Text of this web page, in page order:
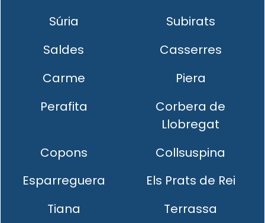
Súria
Subirats
Saldes
Casserres
Carme
Piera
Perafita
Corbera de
Llobregat
Copons
Collsuspina
Esparreguera
Els Prats de Rei
Tiana
Terrassa